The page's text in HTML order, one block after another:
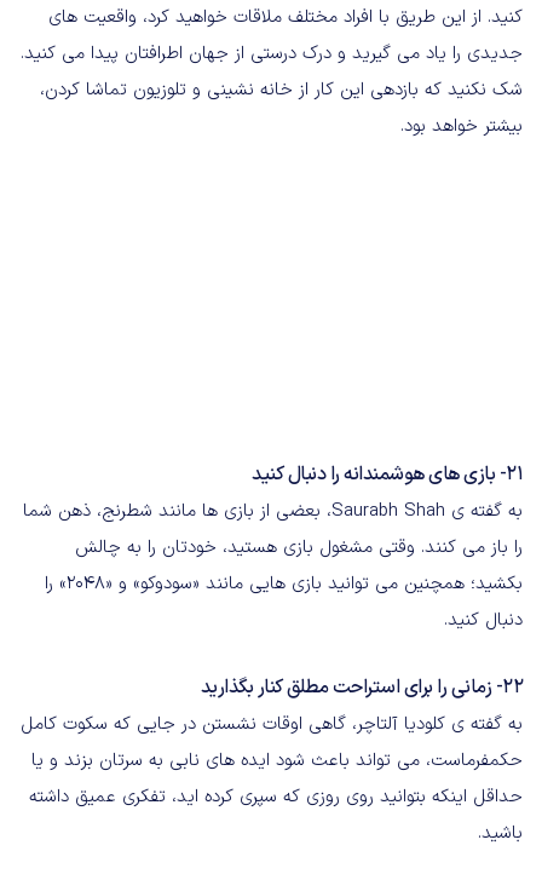
کنید. از این طریق با افراد مختلف ملاقات خواهید کرد، واقعیت های
جدیدی را یاد می گیرید و درک درستی از جهان اطرافتان پیدا می کنید.
شک نکنید که بازدهی این کار از خانه نشینی و تلوزیون تماشا کردن،
بیشتر خواهد بود.
21- بازی های هوشمندانه را دنبال کنید
به گفته ی Saurabh Shah، بعضی از بازی ها مانند شطرنج، ذهن شما
را باز می کنند. وقتی مشغول بازی هستید، خودتان را به چالش
بکشید؛ همچنین می توانید بازی هایی مانند «سودوکو» و «2048» را
دنبال کنید.
22- زمانی را برای استراحت مطلق کنار بگذارید
به گفته ی کلودیا آلتاچر، گاهی اوقات نشستن در جایی که سکوت کامل
حکمفرماست، می تواند باعث شود ایده های نابی به سرتان بزند و یا
حداقل اینکه بتوانید روی روزی که سپری کرده اید، تفکری عمیق داشته
باشید.